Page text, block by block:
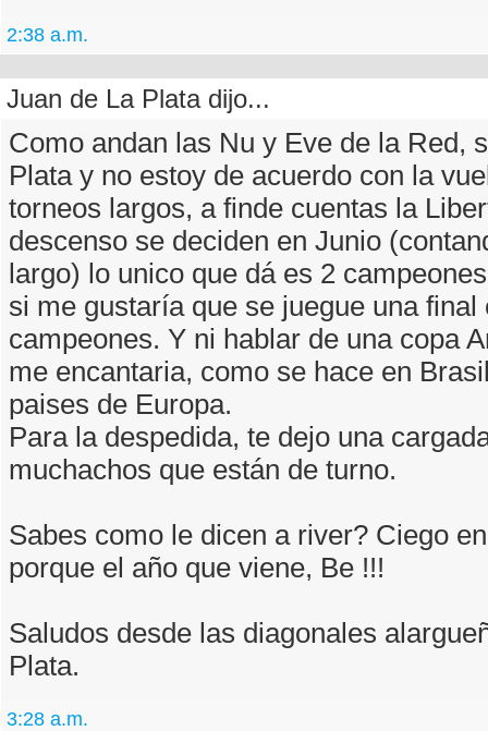
2:38 a.m.
Juan de La Plata dijo...
Como andan las Nu y Eve de la Red,
Plata y no estoy de acuerdo con la
torneos largos, a finde cuentas la
descenso se deciden en Junio
largo) lo unico que dá es 2
si me gustaría que se juegue una final
campeones. Y ni hablar de una copa
me encantaria, como se hace en
paises de Europa.
Para la despedida, te dejo una
muchachos que están de turno.
Sabes como le dicen a river? Ciego
porque el año que viene, Be !!!
Saludos desde las diagonales
Plata.
3:28 a.m.